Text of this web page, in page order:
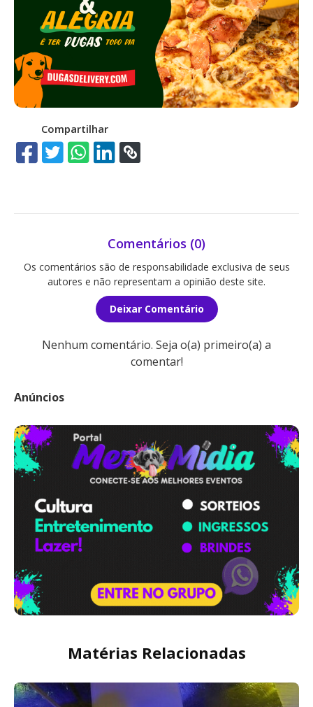
Compartilhar
Comentários (0)
Os comentários são de responsabilidade exclusiva de seus
autores e não representam a opinião deste site.
Deixar Comentário
Nenhum comentário. Seja o(a) primeiro(a) a
comentar!
Anúncios
Matérias Relacionadas